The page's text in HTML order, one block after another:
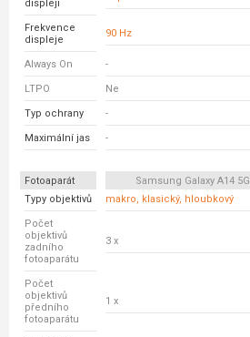
displeji
Frekvence
displeje
90 Hz
Always On -
LTPO Ne
Typ ochrany -
Maximální jas -
Fotoaparát Samsung Galaxy A14 5G
Typy objektivů
makro, klasický, hloubkový
Počet
objektivů
zadního
fotoaparátu
3 x
Počet
objektivů
předního
fotoaparátu
1 x